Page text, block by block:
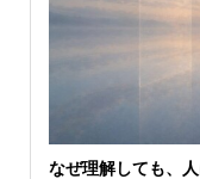
なぜ理解しても、